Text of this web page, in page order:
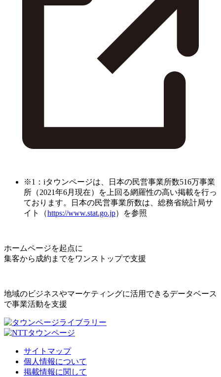
※1：iタウンページは、日本の民営事業所数516万事業
所（2021年6月現在）を上回る網羅性の高い掲載を行っ
ております。日本の民営事業所数は、総務省統計局サ
イト（https://www.stat.go.jp）を参照
ホームページを起点に
集客から成約までをワンストップで支援
地域のビジネスやマーケティングに活用できるデータベース
で事業活動を支援
サイトマップ
個人情報について
掲載情報に関して